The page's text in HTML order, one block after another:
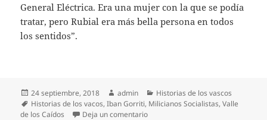
General Eléctrica. Era una mujer con la que se podía
tratar, pero Rubial era más bella persona en todos
los sentidos”.
Publicado
el
24 septiembre, 2018 Autor
admin Categorías
Historias de los vascos
Etiquetas
Historias de los vacos,Iban Gorriti, Milicianos Socialistas,Valle
de los Caídos
Deja un comentarioen El sueño del secretario de los